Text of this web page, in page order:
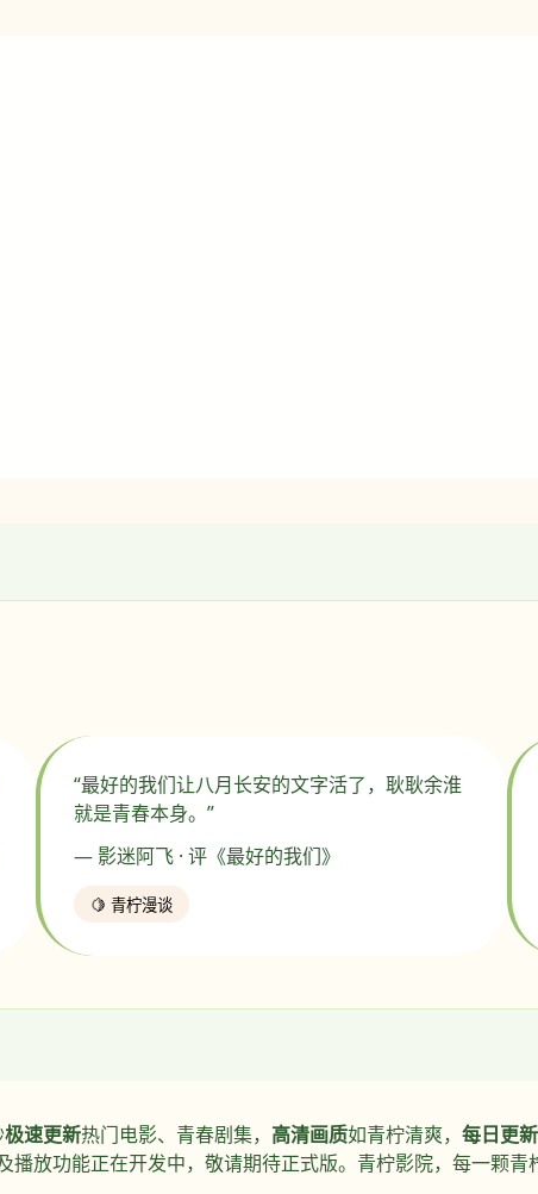
“最好的我们让八月长安的文字活了，耿耿余淮
就是青春本身。”
— 影迷阿飞 · 评《最好的我们》
🍋 青柠漫谈
极速更新热门电影、青春剧集， 高清画质如青柠清爽， 每日更新
播放功能正在开发中，敬请期待正式版。青柠影院，每一颗